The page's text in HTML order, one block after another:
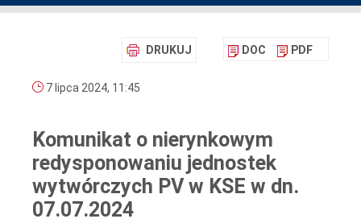
DRUKUJ DOC PDF
7 lipca 2024, 11:45
Komunikat o nierynkowym
redysponowaniu jednostek
wytwórczych PV w KSE w dn.
07.07.2024